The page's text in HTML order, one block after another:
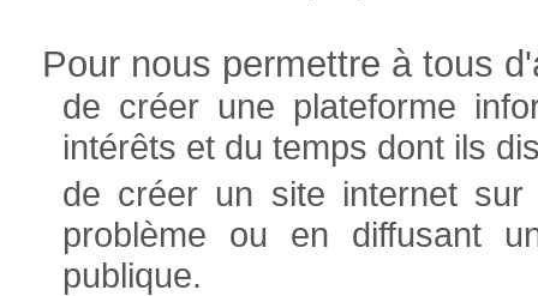
Pour nous permettre à tous
de créer une plateforme
intérêts et du temps dont ils
de créer un site internet sur
problème ou en diffusant
publique.